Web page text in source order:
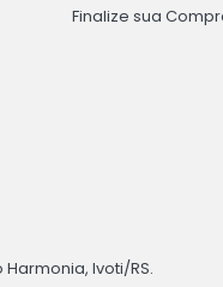
Finalize sua
Harmonia, Ivoti/RS.